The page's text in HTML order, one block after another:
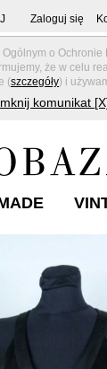
o
że w celu
(szczegóły) i
komunikat
Zaloguj się